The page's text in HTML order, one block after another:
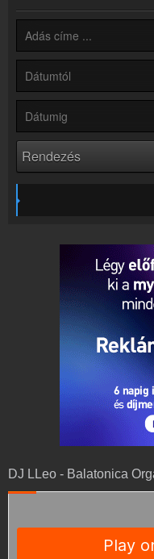
Rádió beágyazás
Ágyazd be weboldaladba
Online rádió készítés
Készítés lépésről lépésre
DJ LLeo - Balatonica